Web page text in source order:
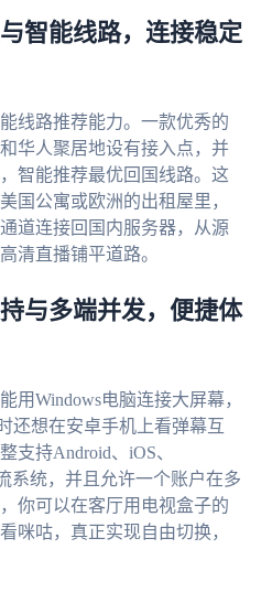
智能线路，连接稳定
线路推荐能力。一款优秀的
华人聚居地设有接入点，并
智能推荐最优回国线路。这
国公寓或欧洲的出租屋里，
道连接回国内服务器，从源
清直播铺平道路。
与多端并发，便捷体
用Windows电脑连接大屏幕，
还想在安卓手机上看弹幕互
支持Android、iOS、
系统，并且允许一个账户在多
你可以在客厅用电视盒子的
咪咕，真正实现自由切换，